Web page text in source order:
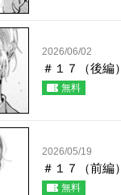
2026/06/02
＃１７（後編）
無料
2026/05/19
＃１７（前編）
無料